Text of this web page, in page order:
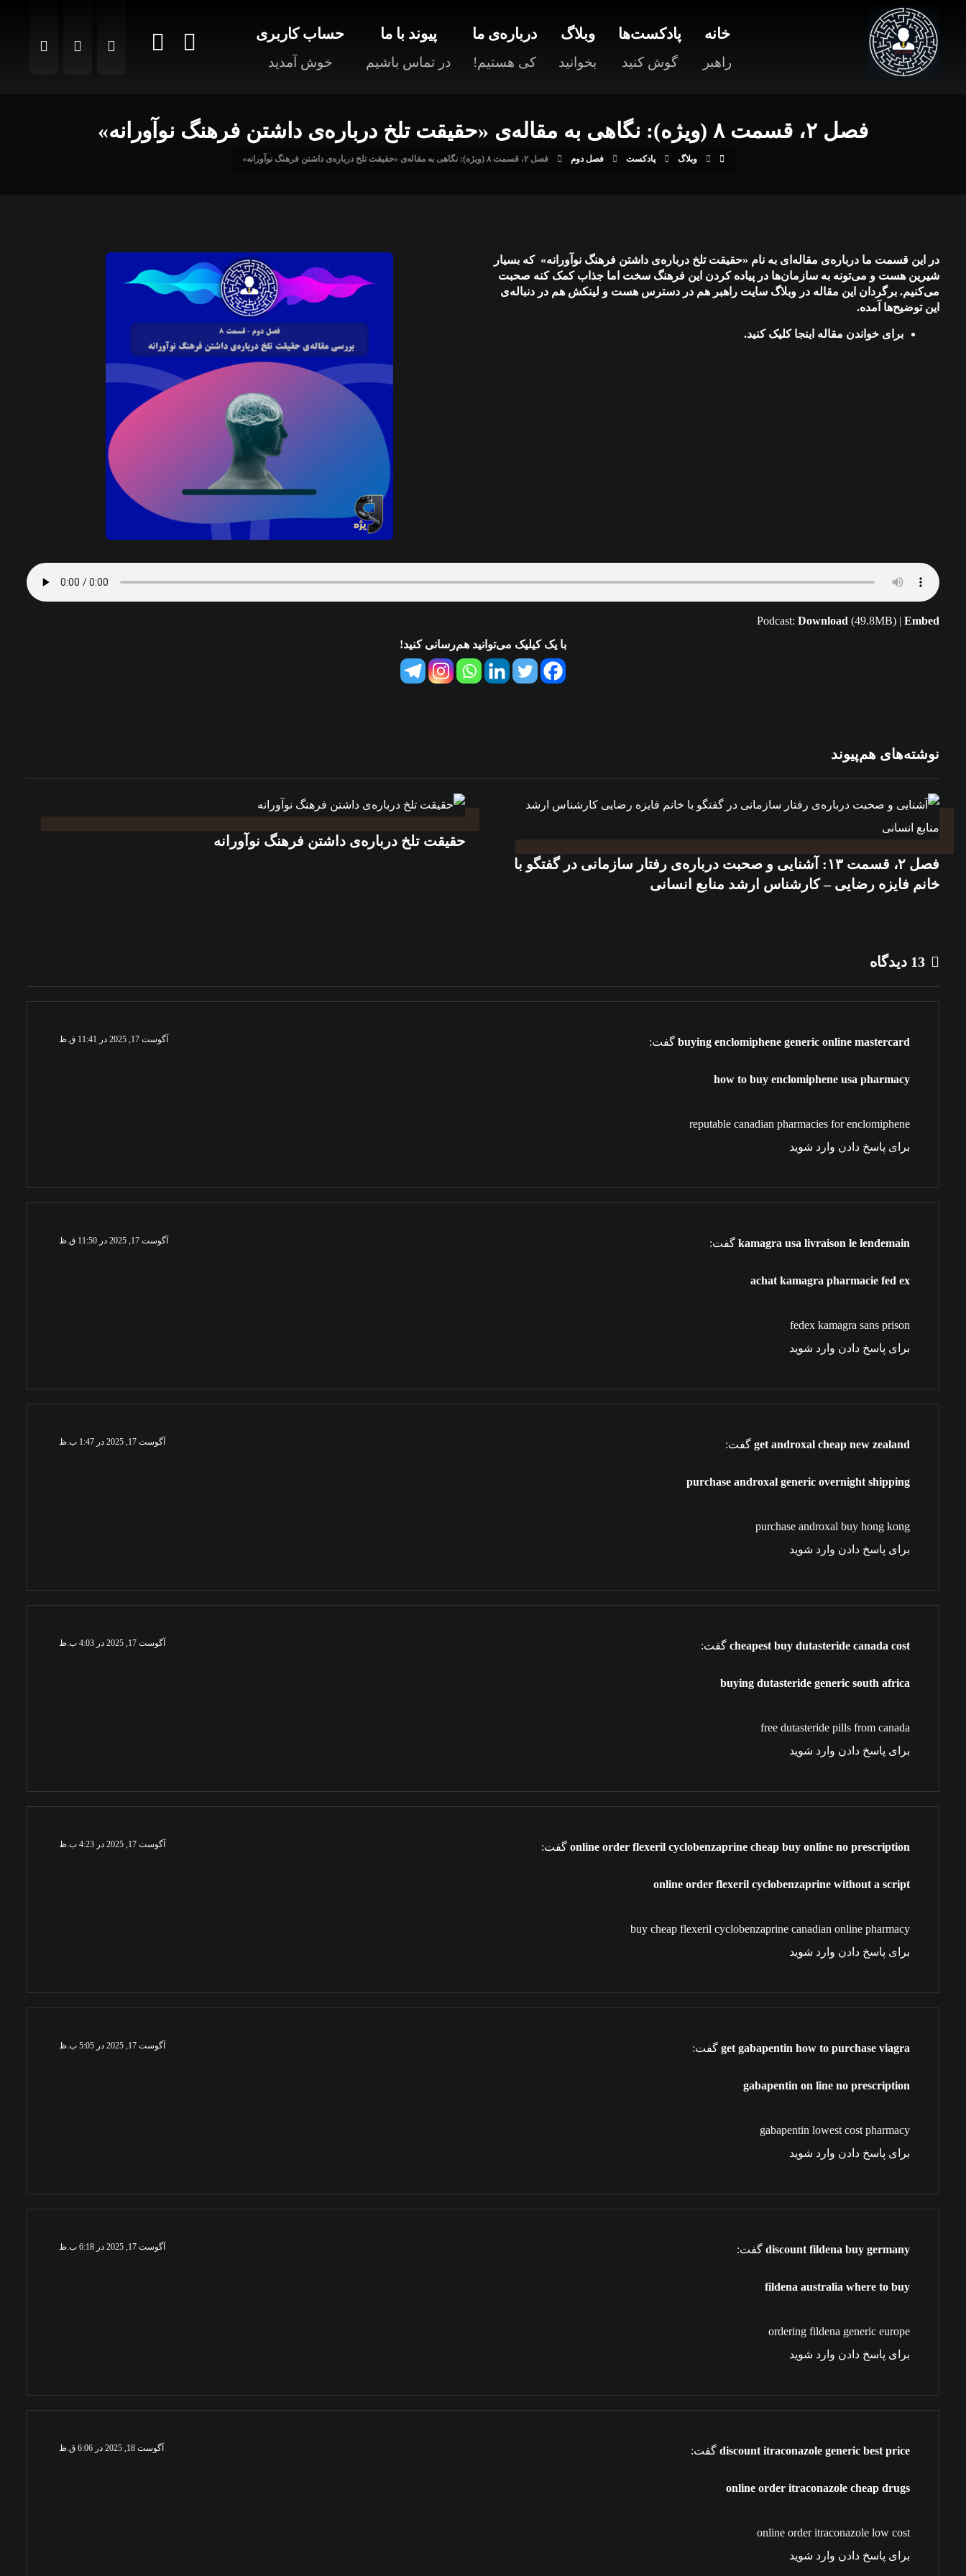
خانه
راهبر
پادکست‌ها
گوش کنید
وبلاگ
بخوانید
درباره‌ی ما
کی هستیم!
پیوند با ما
در تماس باشیم
حساب کاربری
خوش آمدید
فصل ۲، قسمت ۸ (ویژه): نگاهی به مقاله‌ی «حقیقت تلخ درباره‌ی داشتن فرهنگ نوآورانه»
وبلاگ پادکست فصل دوم فصل ۲، قسمت ۸ (ویژه): نگاهی به مقاله‌ی «حقیقت تلخ درباره‌ی داشتن فرهنگ نوآورانه»
در این قسمت ما درباره‌ی مقاله‌ای به نام «حقیقت تلخ درباره‌ی داشتن فرهنگ نوآورانه» که بسیار
شیرین هست و می‌تونه به سازمان‌ها در پیاده کردن این فرهنگ سخت اما جذاب کمک کنه صحبت
می‌کنیم. برگردان این مقاله در وبلاگ سایت راهبر هم در دسترس هست و لینکش هم در دنباله‌ی
این توضیح‌ها آمده.
برای خواندن مقاله اینجا کلیک کنید.
Podcast: Download (49.8MB) | Embed
با یک کیلیک می‌توانید هم‌رسانی کنید!
نوشته‌های هم‌پیوند
فصل ۲، قسمت ۱۳: آشنایی و صحبت درباره‌ی رفتار سازمانی در گفتگو با
خانم فایزه رضایی – کارشناس ارشد منابع انسانی
حقیقت تلخ درباره‌ی داشتن فرهنگ نوآورانه
13 دیدگاه
buying enclomiphene generic online mastercard گفت: آگوست 17, 2025 در 11:41 ق.ظ
how to buy enclomiphene usa pharmacy
reputable canadian pharmacies for enclomiphene
برای پاسخ دادن وارد شوید
kamagra usa livraison le lendemain گفت: آگوست 17, 2025 در 11:50 ق.ظ
achat kamagra pharmacie fed ex
fedex kamagra sans prison
برای پاسخ دادن وارد شوید
get androxal cheap new zealand گفت: آگوست 17, 2025 در 1:47 ب.ظ
purchase androxal generic overnight shipping
purchase androxal buy hong kong
برای پاسخ دادن وارد شوید
cheapest buy dutasteride canada cost گفت: آگوست 17, 2025 در 4:03 ب.ظ
buying dutasteride generic south africa
free dutasteride pills from canada
برای پاسخ دادن وارد شوید
online order flexeril cyclobenzaprine cheap buy online no prescription گفت: آگوست 17, 2025 در 4:23 ب.ظ
online order flexeril cyclobenzaprine without a script
buy cheap flexeril cyclobenzaprine canadian online pharmacy
برای پاسخ دادن وارد شوید
get gabapentin how to purchase viagra گفت: آگوست 17, 2025 در 5:05 ب.ظ
gabapentin on line no prescription
gabapentin lowest cost pharmacy
برای پاسخ دادن وارد شوید
discount fildena buy germany گفت: آگوست 17, 2025 در 6:18 ب.ظ
fildena australia where to buy
ordering fildena generic europe
برای پاسخ دادن وارد شوید
discount itraconazole generic best price گفت: آگوست 18, 2025 در 6:06 ق.ظ
online order itraconazole cheap drugs
online order itraconazole low cost
برای پاسخ دادن وارد شوید